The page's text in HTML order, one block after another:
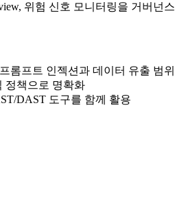
위험 신호 모니터링을 거버넌
롬프트 인젝션과 데이터 유출 범
정책으로 명확화
DAST 도구를 함께 활용